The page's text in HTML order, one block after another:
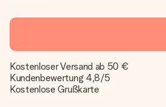
Kostenloser Versand ab 50 €
Kundenbewertung 4,8/5
Kostenlose Grußkarte